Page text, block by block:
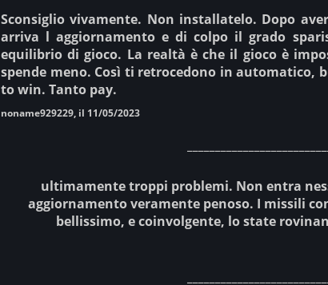
Sconsiglio vivamente. Non installatelo. Dopo
arriva l aggiornamento e di colpo il grado
equilibrio di gioco. La realtà è che il gioco è
spende meno. Così ti retrocedono in automatico,
to win. Tanto pay.
noname929229, il 11/05/2023
ultimamente troppi problemi. Non entra
aggiornamento veramente penoso. I missili
bellissimo, e coinvolgente, lo state